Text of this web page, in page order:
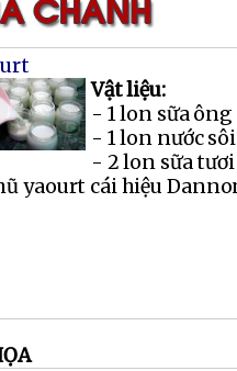
Vật liệu:
- 1 lon sữa
- 1 lon nước
- 2 lon sữa
yaourt cái hiệu